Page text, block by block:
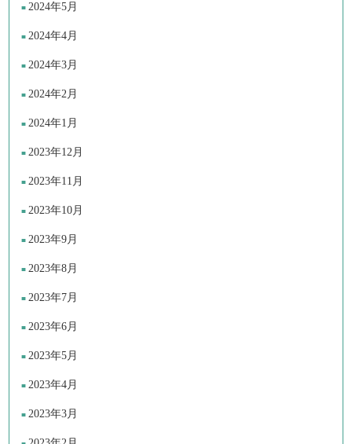
2024年5月
2024年4月
2024年3月
2024年2月
2024年1月
2023年12月
2023年11月
2023年10月
2023年9月
2023年8月
2023年7月
2023年6月
2023年5月
2023年4月
2023年3月